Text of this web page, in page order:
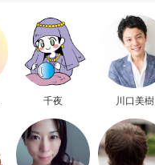
千夜 川口美樹